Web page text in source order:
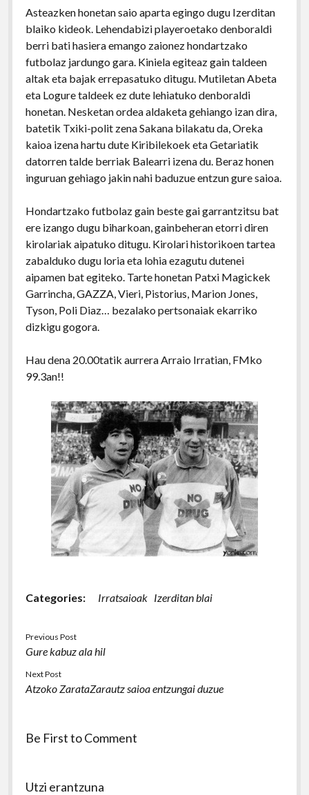
Asteazken honetan saio aparta egingo dugu Izerditan
blaiko kideok. Lehendabizi playeroetako denboraldi
berri bati hasiera emango zaionez hondartzako
futbolaz jardungo gara. Kiniela egiteaz gain taldeen
altak eta bajak errepasatuko ditugu. Mutiletan Abeta
eta Logure taldeek ez dute lehiatuko denboraldi
honetan. Nesketan ordea aldaketa gehiango izan dira,
batetik Txiki-polit zena Sakana bilakatu da, Oreka
kaioa izena hartu dute Kiribilekoek eta Getariatik
datorren talde berriak Balearri izena du. Beraz honen
inguruan gehiago jakin nahi baduzue entzun gure saioa.
Hondartzako futbolaz gain beste gai garrantzitsu bat
ere izango dugu biharkoan, gainbeheran etorri diren
kirolariak aipatuko ditugu. Kirolari historikoen tartea
zabalduko dugu loria eta lohia ezagutu dutenei
aipamen bat egiteko. Tarte honetan Patxi Magickek
Garrincha, GAZZA, Vieri, Pistorius, Marion Jones,
Tyson, Poli Diaz… bezalako pertsonaiak ekarriko
dizkigu gogora.
Hau dena 20.00tatik aurrera Arraio Irratian, FMko
99.3an!!
Categories: Irratsaioak Izerditan blai
Previous Post
Gure kabuz ala hil
Next Post
Atzoko ZarataZarautz saioa entzungai duzue
Be First to Comment
Utzi erantzuna